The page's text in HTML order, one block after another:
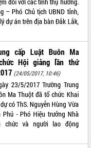
– Phó Chủ tịch UBND tỉnh,
dự án trên địa bàn Đắk Lắk,
cấp Luật Buôn Ma
Hội giảng lần thứ
(24/05/2017, 10:46)
23/5/2017 Trường Trung
Ma Thuột đã tổ chức Khai
có ThS. Nguyễn Hùng Vừa
- Phó Hiệu trưởng Nhà
chức và người lao động